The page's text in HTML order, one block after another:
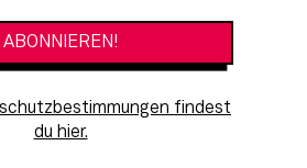
findest
du hier.